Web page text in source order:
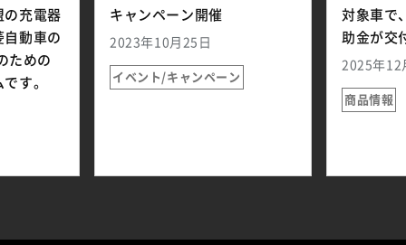
の充電器
自動車の
ための
す。
キャンペーン開催
2023年10月25日
イベント/キャンペーン
対象車で
助金が交
2025年12
商品情報